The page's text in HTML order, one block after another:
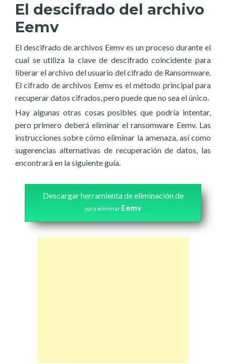
El descifrado del archivo
Eemv
El descifrado de archivos Eemv es un proceso durante el
cual se utiliza la clave de descifrado coincidente para
liberar el archivo del usuario del cifrado de Ransomware.
El cifrado de archivos Eemv es el método principal para
recuperar datos cifrados, pero puede que no sea el único.
Hay algunas otras cosas posibles que podría intentar,
pero primero deberá eliminar el ransomware Eemv. Las
instrucciones sobre cómo eliminar la amenaza, así como
sugerencias alternativas de recuperación de datos, las
encontrará en la siguiente guía.
Descargar herramienta de eliminación de
para eliminar Eemv